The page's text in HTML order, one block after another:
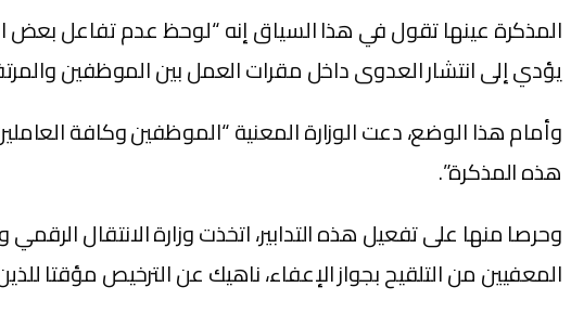
المذكرة عينها تقول في هذا السياق إنه “لوحظ عدم تفاعل بعض
يؤدي إلى انتشار العدوى داخل مقرات العمل بين الموظفين
هذه المذكرة”.
وحرصا منها على تفعيل هذه التدابير، اتخذت وزارة الانتقال الرقمي
المعفيين من التلقيح بجواز الإعفاء، ناهيك عن الترخيص مؤقتا